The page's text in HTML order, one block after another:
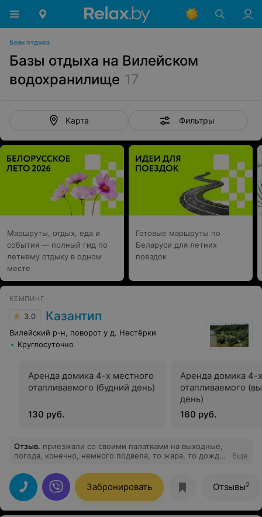
Базы отдыха
Базы отдыха на Вилейском
водохранилище 17
Карта Фильтры
Маршруты, отдых, еда и
события — полный гид по
летнему отдыху в одном
месте
Готовые маршруты по
Беларуси для летних
поездок
КЕМПИНГ
3.0 Казантип
Вилейский р-н, поворот у д. Нестёрки
Круглосуточно
Аренда домика 4-х местного
отапливаемого (будний день)
130 руб.
Аренда домика 4-
отапливаемого
день)
160 руб.
Отзыв. приезжали со своими палатками на выходные,
погода, конечно, немного подвела, то жара, то дождь
Рядом есть загородный комплекс где можно покушать
горячую еду. Получается вроде и дикорями поехали,
но чуть что, можно в отапливаемые домики на
территории заселиться. в целом всё понравилось,
рекомендую
Еще
Забронировать Отзывы2